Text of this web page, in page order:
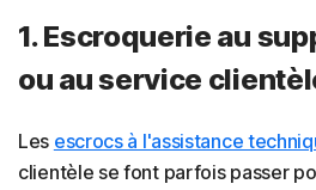
1. Escroquerie au
ou au service
Les escrocs à l'assistance
clientèle se font parfois passer